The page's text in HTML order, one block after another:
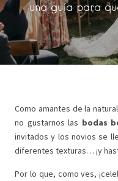
una guía para
Como amantes de la
no gustarnos las bodas
invitados y los novios se
diferentes texturas… ¡y
Por lo que, como ves,